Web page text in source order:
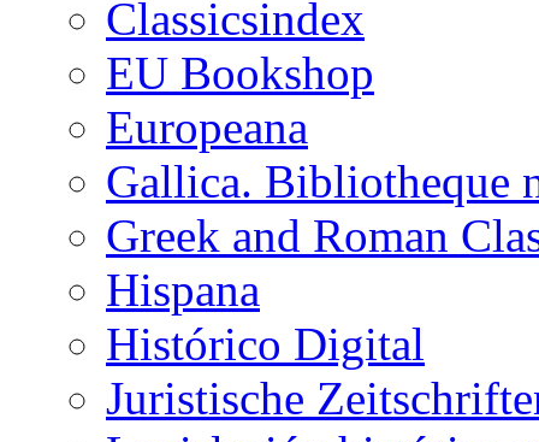
Classicsindex
EU Bookshop
Europeana
Gallica. Bibliotheque
Greek and Roman
Hispana
Histórico Digital
Juristische